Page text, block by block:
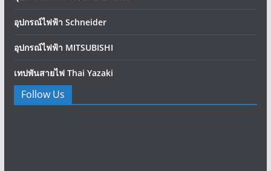
อุปกรณ์ไฟฟ้า Schneider
อุปกรณ์ไฟฟ้า MITSUBISHI
เทปพันสายไฟ Thai Yazaki
Follow Us